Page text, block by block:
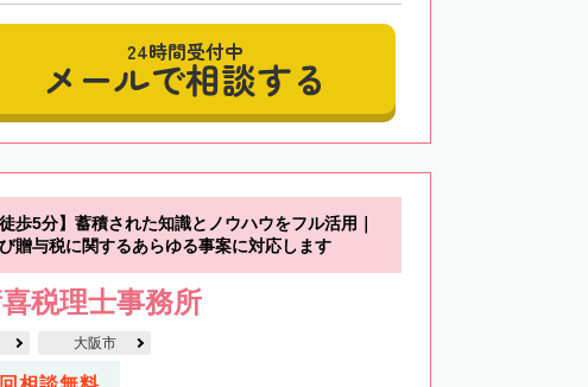
24時間受付中
メールで相談する
徒歩5分】蓄積された知識とノウハウをフル活用｜
贈与税に関するあらゆる事案に対応します
税理士事務所
大阪市